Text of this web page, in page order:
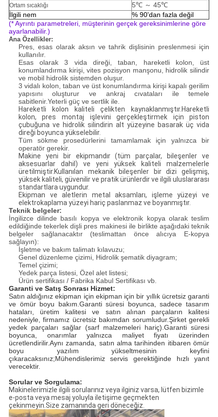
Ortam sıcaklığı 5℃ ～ 45℃
İlgili nem
% 90'dan fazla değil
(* Ayrıntı parametreleri, müşterinin gerçek gereksinimlerine göre
ayarlanabilir.)
Ana Özellikler:
Pres, esas olarak aksın ve tahrik dişlisinin preslenmesi için
kullanılır.
Esas olarak 3 vida direği, taban, hareketli kolon, üst
konumlandırma kirişi, vites pozisyon manşonu, hidrolik silindir
ve mobil hidrolik sistemden oluşur.
3 vidalı kolon, taban ve üst konumlandırma kirişi kapalı gerilim
yapısını oluşturur ve ankraj cıvataları ile temele
sabitlenir.Yeterli güç ve sertlik ile.
Hareketli kolon kaliteli çelikten kaynaklanmıştır.Hareketli
kolon, pres montaj işlevini gerçekleştirmek için piston
çubuğuna ve hidrolik silindirin alt yüzeyine basarak üç vida
direği boyunca yükselebilir.
Tüm sökme prosedürlerini tamamlamak için yalnızca bir
operatör gerekir.
Makine yeni bir ekipmandır (tüm parçalar, bileşenler ve
aksesuarlar dahil) ve yeni yüksek kaliteli malzemelerle
üretilmiştir.Kullanılan mekanik bileşenler bir dizi gelişmiş,
yüksek kaliteli, güvenilir ve pratik ürünlerdir ve ilgili uluslararası
standartlara uygundur.
Ekipman ve aletlerin metal aksamları, işleme yüzeyi ve
elektrokaplama yüzeyi hariç paslanmaz ve boyanmıştır.
Teknik belgeler:
İngilizce dilinde basılı kopya ve elektronik kopya olarak teslim
edildiğinde tekerlek dişli pres makinesi ile birlikte aşağıdaki teknik
belgeler sağlanacaktır (teslimattan önce alıcıya E-kopya
sağlayın):
İşletme ve bakım talimatı kılavuzu;
Genel düzenleme çizimi, Hidrolik şematik diyagram;
Temel çizimi;
Yedek parça listesi, Özel alet listesi;
Ürün sertifikası / Fabrika Kabul Sertifikası vb.
Garanti ve Satış Sonrası Hizmet:
Satın aldığınız ekipman için ekipman için bir yıllık ücretsiz garanti
ve ömür boyu bakım.Garanti süresi boyunca, sadece tasarım
hataları, üretim kalitesi ve satın alınan parçaların kalitesi
nedeniyle, firmamız ücretsiz bakımdan sorumludur.Şirket gerekli
yedek parçaları sağlar (sarf malzemeleri hariç).Garanti süresi
boyunca, onarımlar yalnızca maliyet fiyatı üzerinden
ücretlendirilir.Aynı zamanda, satın alma tarihinden itibaren ömür
boyu yazılım yükseltmesinin keyfini
çıkaracaksınız;Mühendislerimiz servis gerektiğinde hızlı yanıt
verecektir.
Sorular ve Sorgulama:
Makinelerimizle ilgili sorularınız veya ilginiz varsa, lütfen bizimle
e-posta veya mesaj yoluyla iletişime geçmekten
çekinmeyin.Size zamanında geri döneceğiz.